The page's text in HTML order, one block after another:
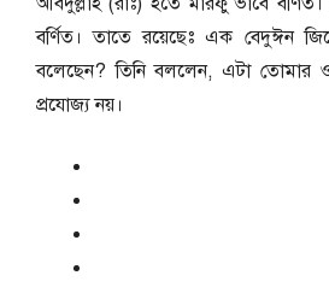
বর্ণিত। তাতে রয়েছেঃ এক বেদুঈন
বলেছেন? তিনি বললেন, এটা তোমার
প্রযোজ্য নয়।